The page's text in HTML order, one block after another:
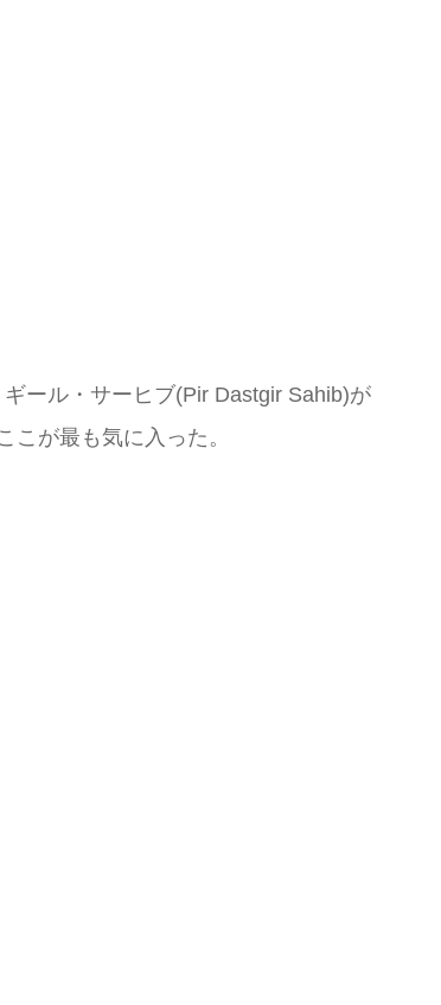
ール・サーヒブ(Pir Dastgir Sahib)が
が最も気に入った。